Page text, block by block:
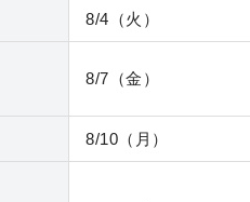
8/4（火）
8/7（金）
8/10（月）